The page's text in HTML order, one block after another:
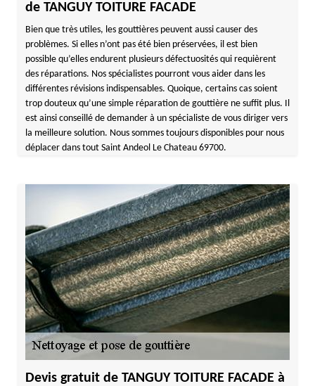
de TANGUY TOITURE FACADE
Bien que très utiles, les gouttières peuvent aussi causer des
problèmes. Si elles n’ont pas été bien préservées, il est bien
possible qu’elles endurent plusieurs défectuosités qui requièrent
des réparations. Nos spécialistes pourront vous aider dans les
différentes révisions indispensables. Quoique, certains cas soient
trop douteux qu’une simple réparation de gouttière ne suffit plus. Il
est ainsi conseillé de demander à un spécialiste de vous diriger vers
la meilleure solution. Nous sommes toujours disponibles pour nous
déplacer dans tout Saint Andeol Le Chateau 69700.
Devis gratuit de TANGUY TOITURE FACADE à